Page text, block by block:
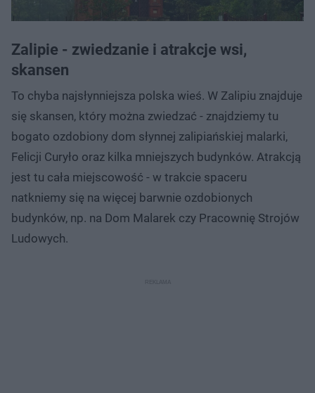
Zalipie - zwiedzanie i atrakcje wsi,
skansen
To chyba najsłynniejsza polska wieś. W Zalipiu znajduje
się skansen, który można zwiedzać - znajdziemy tu
bogato ozdobiony dom słynnej zalipiańskiej malarki,
Felicji Curyło oraz kilka mniejszych budynków. Atrakcją
jest tu cała miejscowość - w trakcie spaceru
natkniemy się na więcej barwnie ozdobionych
budynków, np. na Dom Malarek czy Pracownię Strojów
Ludowych.